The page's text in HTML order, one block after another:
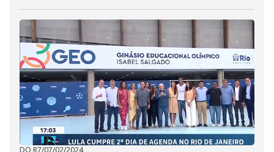
DO R7/07/02/2024